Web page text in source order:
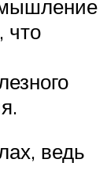
что
ведь